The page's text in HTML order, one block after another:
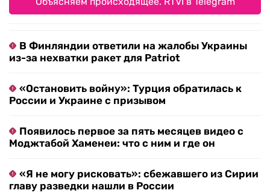
В Финляндии ответили на жалобы Украины
из-за нехватки ракет для Patriot
«Остановить войну»: Турция обратилась к
России и Украине с призывом
Появилось первое за пять месяцев видео с
Моджтабой Хаменеи: что с ним и где он
«Я не могу рисковать»: сбежавшего из Сирии
главу разведки нашли в России